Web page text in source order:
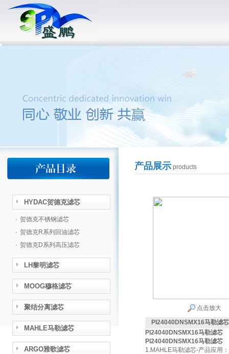
HYDAC贺德克滤芯
· 贺德克不锈钢滤芯
· 贺德克R系列回油滤芯
· 贺德克D系列高压滤芯
LH黎明滤芯
MOOG穆格滤芯
聚结分离滤芯
MAHLE马勒滤芯
ARGO雅歌滤芯
产品展示products
点击放大
PI24040DNSMX16马勒滤芯
PI24040DNSMX16马勒滤芯
PI24040DNSMX16马勒滤芯
1.MAHLE马勒滤芯-产品应用：